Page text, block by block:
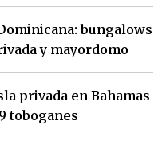
bungalows
y mayordomo
privada en Bahamas
toboganes